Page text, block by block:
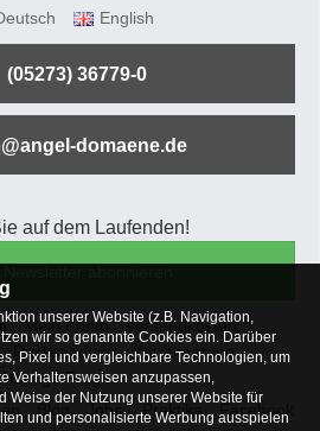
English
(05273) 36779-0
domaene.de
auf dem Laufenden!
Mein Konto
Versandkosten
Rücksendung
Kaufberatung
Häufige Fragen
Blog Jobs & Praktika
Facebook
unserer Website (z.B. Navigation,
wir so genannte Cookies ein. Darüber
Pixel und vergleichbare Technologien, um
Verhaltensweisen anzupassen,
Weise der Nutzung unserer Website für
und personalisierte Werbung ausspielen